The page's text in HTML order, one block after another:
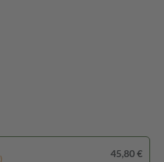
45,80 €